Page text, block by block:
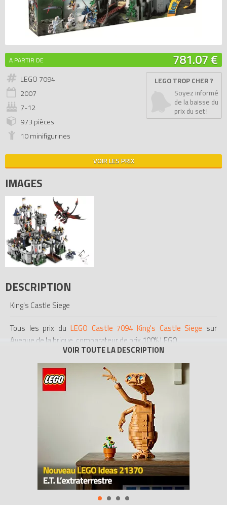
A PARTIR DE 781.07 €
LEGO 7094
2007
7-12
973 pièces
10 minifigurines
LEGO TROP CHER ?
Soyez informé
de la baisse du
prix du set !
VOIR LES PRIX
IMAGES
DESCRIPTION
King's Castle Siege
Tous les prix du LEGO Castle 7094 King's Castle Siege sur
Avenue de la brique, comparateur de prix 100% LEGO.
Codes EAN du LEGO Castle 7094 : 5702014499577,
0673419091343.